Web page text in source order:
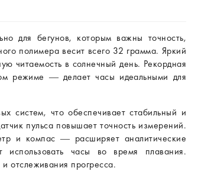
для бегунов, которым важны точность,
полимера весит всего 32 грамма. Яркий
читаемость в солнечный день. Рекордная
режиме — делает часы идеальными для
систем, что обеспечивает стабильный и
пульса повышает точность измерений.
и компас — расширяет аналитические
использовать часы во время плавания.
отслеживания прогресса.